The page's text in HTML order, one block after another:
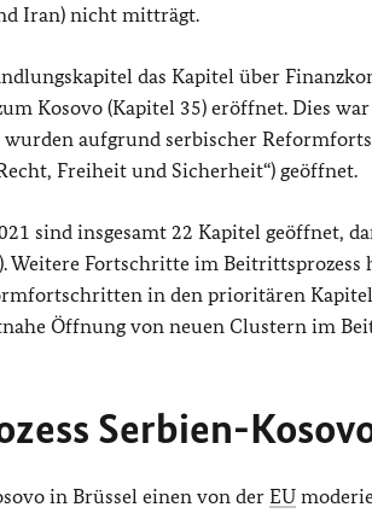
Iran) nicht mitträgt.
das Kapitel über
Kosovo (Kapitel 35) eröffnet. Dies
aufgrund serbischer
Freiheit und Sicherheit“) geöffnet.
sind insgesamt 22 Kapitel geöffnet,
Weitere Fortschritte im
in den prioritären
Öffnung von neuen Clustern im
Serbien-
in Brüssel einen von der EU